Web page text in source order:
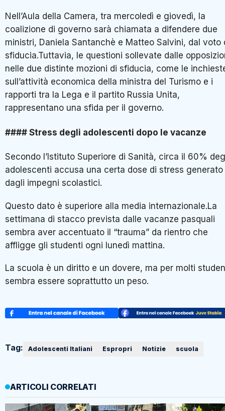
Nell’Aula della Camera, tra mercoledì e giovedì, la
coalizione di governo sarà chiamata a difendere due
ministri, Daniela Santanchè e Matteo Salvini, dal voto
sfiducia.Tuttavia, le questioni sollevate dalle
nelle due distinte mozioni di sfiducia, come le
sull’attività economica della ministra del Turismo e i
rapporti tra la Lega e il partito Russia Unita,
rappresentano una sfida per il governo.
#### Stress degli adolescenti dopo le vacanze
Secondo l’Istituto Superiore di Sanità, circa il 60%
adolescenti accusa una certa dose di stress generato
dagli impegni scolastici.
Questo dato è superiore alla media internazionale.La
settimana di stacco prevista dalle vacanze pasquali
sembra aver accentuato il “trauma” da rientro che
affligge gli studenti ogni lunedì mattina.
La scuola è un diritto e un dovere, ma per molti
sembra essere soprattutto un peso.
Tag: Adolescenti Italiani Espropri Notizie scuola
ARTICOLI CORRELATI